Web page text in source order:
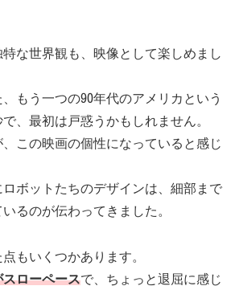
な世界観も、映像として楽しめまし
もう一つの90年代のアメリカという
、最初は戸惑うかもしれません。
この映画の個性になっていると感じ
ボットたちのデザインは、細部まで
るのが伝わってきました。
もいくつかあります。
ローペースで、ちょっと退屈に感じ